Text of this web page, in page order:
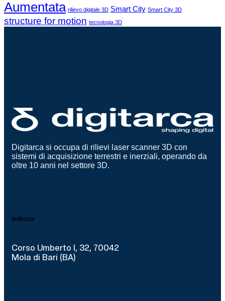
Aumentata rilievo digitale 3D Smart City Smart City 3D
structure for motion tecnologia 3D
Digitarca si occupa di rilievi laser scanner 3D con
sistemi di acquisizione terrestri e inerziali, operando da
oltre 10 anni nel settore 3D.
Indirizzo
Corso Umberto I, 32, 70042
Mola di Bari (BA)